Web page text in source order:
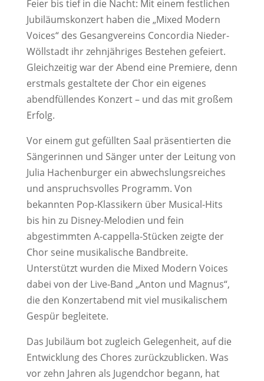
Feier bis tief in die Nacht: Mit einem festlichen
Jubiläumskonzert haben die „Mixed Modern
Voices“ des Gesangvereins Concordia Nieder-
Wöllstadt ihr zehnjähriges Bestehen gefeiert.
Gleichzeitig war der Abend eine Premiere, denn
erstmals gestaltete der Chor ein eigenes
abendfüllendes Konzert – und das mit großem
Erfolg.
Vor einem gut gefüllten Saal präsentierten die
Sängerinnen und Sänger unter der Leitung von
Julia Hachenburger ein abwechslungsreiches
und anspruchsvolles Programm. Von
bekannten Pop-Klassikern über Musical-Hits
bis hin zu Disney-Melodien und fein
abgestimmten A-cappella-Stücken zeigte der
Chor seine musikalische Bandbreite.
Unterstützt wurden die Mixed Modern Voices
dabei von der Live-Band „Anton und Magnus“,
die den Konzertabend mit viel musikalischem
Gespür begleitete.
Das Jubiläum bot zugleich Gelegenheit, auf die
Entwicklung des Chores zurückzublicken. Was
vor zehn Jahren als Jugendchor begann, hat